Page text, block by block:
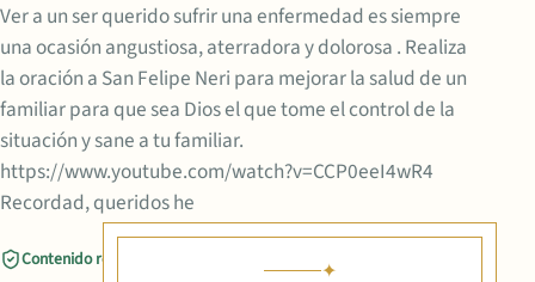
Ver a un ser querido sufrir una enfermedad es siempre
una ocasión angustiosa, aterradora y dolorosa . Realiza
la oración a San Felipe Neri para mejorar la salud de un
familiar para que sea Dios el que tome el control de la
situación y sane a tu familiar.
https://www.youtube.com/watch?v=CCP0eeI4wR4
Recordad, queridos he
Contenido revisado